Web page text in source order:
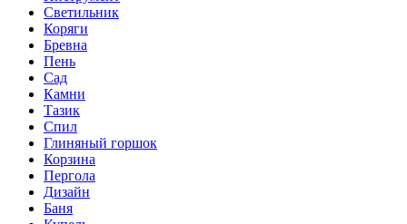
Светильник
Коряги
Бревна
Пень
Сад
Камни
Тазик
Спил
Глиняный горшок
Корзина
Пергола
Дизайн
Баня